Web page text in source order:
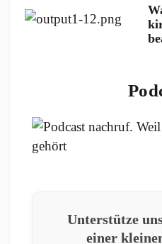
Unterstütze
einer